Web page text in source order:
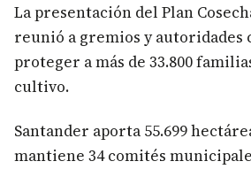
La presentación del Plan
reunió a gremios y autoridades
proteger a más de 33.800
cultivo.
Santander aporta 55.699
mantiene 34 comités